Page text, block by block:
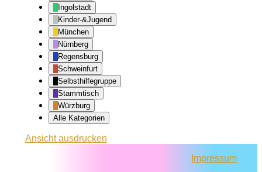
Ingolstadt
Kinder-&Jugend
München
Nürnberg
Regensburg
Schweinfurt
Selbsthilfegruppe
Stammtisch
Würzburg
Alle Kategorien
Ansichtausdrucken
Impressum